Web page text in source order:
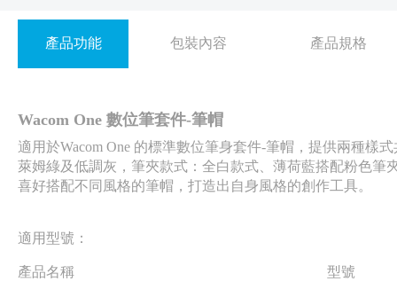
產品功能 包裝內容 產品規格
Wacom One 數位筆套件-筆帽
適用於Wacom One 的標準數位筆身套件-筆帽，提供兩種樣
萊姆綠及低調灰，筆夾款式：全白款式、薄荷藍搭配粉色筆
喜好搭配不同風格的筆帽，打造出自身風格的創作工具。
適用型號：
產品名稱 型號